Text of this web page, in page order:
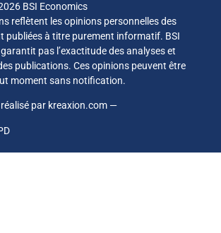
BSI Economics
reflètent les opinions personnelles des
publiées à titre purement informatif. BSI
pas l’exactitude des analyses et
publications. Ces opinions peuvent être
moment sans notification.
par kreaxion.com —